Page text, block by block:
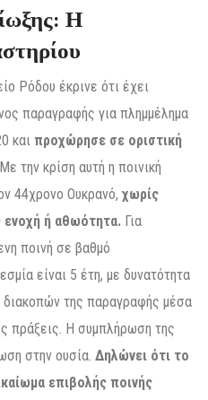
Η
Ρόδου έκρινε ότι έχει
παραγραφής για πλημμέλημα
και προχώρησε σε οριστική
Με την κρίση αυτή η ποινική
44χρονο Ουκρανό, χωρίς
ή αθωότητα. Για
ποινή σε βαθμό
είναι 5 έτη, με δυνατότητα
της παραγραφής μέσα
πράξεις. Η συμπλήρωση της
στην ουσία. Δηλώνει ότι το
επιβολής ποινής